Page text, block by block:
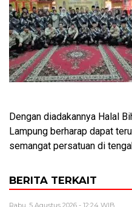
Dengan diadakannya Halal
Lampung berharap dapat
semangat persatuan di
BERITA TERKAIT